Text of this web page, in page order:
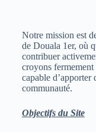
Notre mission est
de Douala 1er, où
contribuer
croyons
capable d’apporter
communauté.
Objectifs du Site